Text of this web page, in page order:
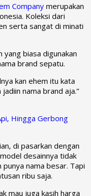
Companymerupakan
Koleksi dari
serta sangat di minati
yang biasa digunakan
brand sepatu.
kan ehem itu kata
nama brand aja.”
Hingga Gerbong
di pasarkan dengan
desainnya tidak
nama besar. Tapi
ribu saja.
mau juga kasih harga